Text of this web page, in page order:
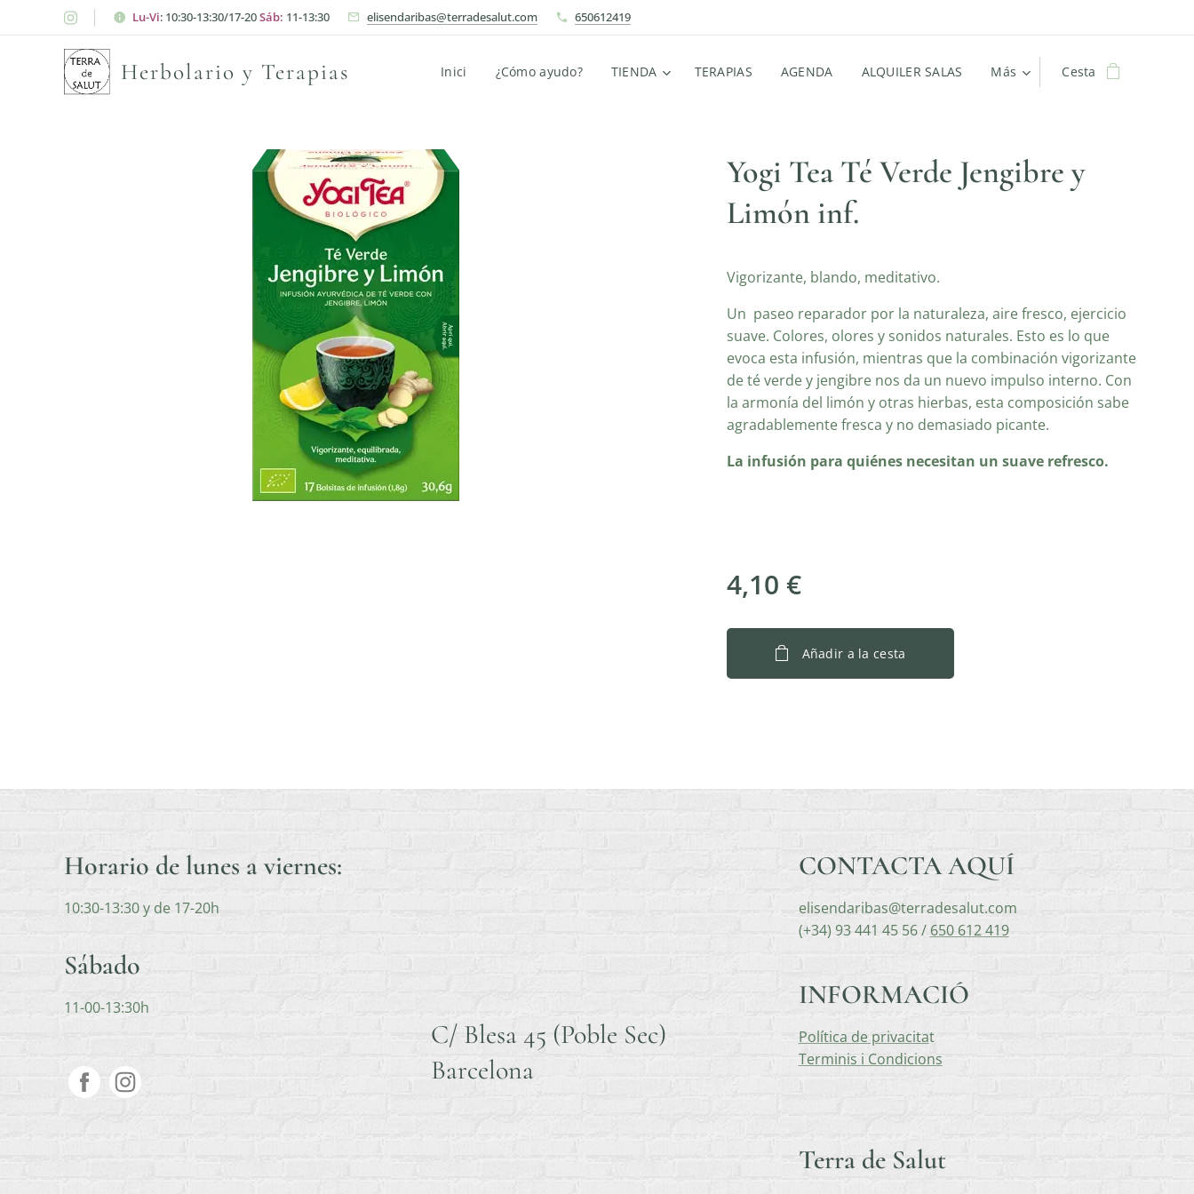
Lu-Vi: 10:30-13:30/17-20Sáb: 11-13:30 elisendaribas@terradesalut.com 650612419
Herbolario y Terapias Inici ¿Cómo ayudo? TIENDA TERAPIAS AGENDA ALQUILER SALAS Más Cesta
Yogi Tea Té Verde Jengibre y
Limón inf.
Vigorizante, blando, meditativo.
Un paseo reparador por la naturaleza, aire fresco, ejercicio
suave. Colores, olores y sonidos naturales. Esto es lo que
evoca esta infusión, mientras que la combinación vigorizante
de té verde y jengibre nos da un nuevo impulso interno. Con
la armonía del limón y otras hierbas, esta composición sabe
agradablemente fresca y no demasiado picante.
La infusión para quiénes necesitan un suave refresco.
4,10 €
Añadir a la cesta
Horario de lunes a viernes:
10:30-13:30 y de 17-20h
Sábado
11-00-13:30h
C/ Blesa 45 (Poble Sec)
Barcelona
CONTACTA AQUÍ
elisendaribas@terradesalut.com
(+34) 93 441 45 56 / 650 612 419
INFORMACIÓ
Política de privacitat
Terminis i Condicions
Terra de Salut